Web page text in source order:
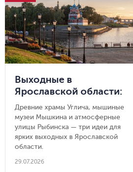
Выходные в
Ярославской области:
Углич, Мышкин и
Рыбинск
Древние храмы Углича, мышиные
музеи Мышкина и атмосферные
улицы Рыбинска — три идеи для
ярких выходных в Ярославской
области.
29.07.2026